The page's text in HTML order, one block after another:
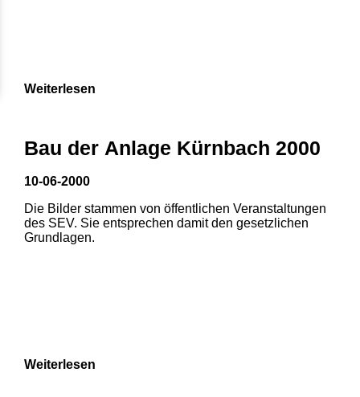
Weiterlesen
Bau der Anlage Kürnbach 2000
10-06-2000
Die Bilder stammen von öffentlichen Veranstaltungen
des SEV. Sie entsprechen damit den gesetzlichen
Grundlagen.
Weiterlesen